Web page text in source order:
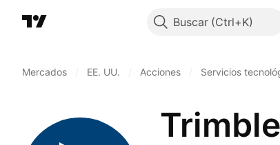
Buscar
Mercados EE. UU. Acciones Servicios